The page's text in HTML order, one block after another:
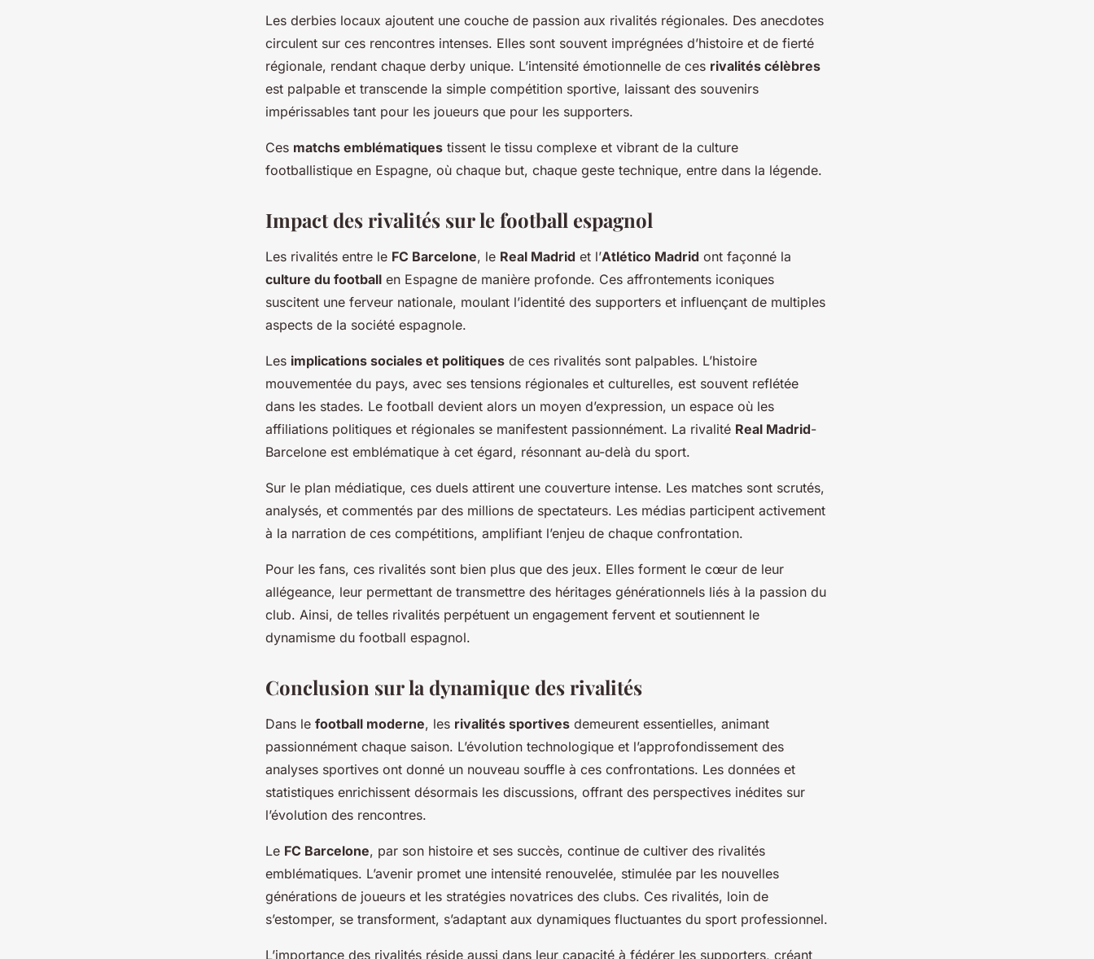
Les derbies locaux ajoutent une couche de passion aux rivalités régionales. Des anecdotes
circulent sur ces rencontres intenses. Elles sont souvent imprégnées d’histoire et de fierté
régionale, rendant chaque derby unique. L’intensité émotionnelle de ces rivalités célèbres
est palpable et transcende la simple compétition sportive, laissant des souvenirs
impérissables tant pour les joueurs que pour les supporters.
Ces matchs emblématiques tissent le tissu complexe et vibrant de la culture
footballistique en Espagne, où chaque but, chaque geste technique, entre dans la légende.
Impact des rivalités sur le football espagnol
Les rivalités entre le FC Barcelone, le Real Madrid et l’Atlético Madrid ont façonné la
culture du football en Espagne de manière profonde. Ces affrontements iconiques
suscitent une ferveur nationale, moulant l’identité des supporters et influençant de multiples
aspects de la société espagnole.
Les implications sociales et politiques de ces rivalités sont palpables. L’histoire
mouvementée du pays, avec ses tensions régionales et culturelles, est souvent reflétée
dans les stades. Le football devient alors un moyen d’expression, un espace où les
affiliations politiques et régionales se manifestent passionnément. La rivalité Real Madrid-
Barcelone est emblématique à cet égard, résonnant au-delà du sport.
Sur le plan médiatique, ces duels attirent une couverture intense. Les matches sont scrutés,
analysés, et commentés par des millions de spectateurs. Les médias participent activement
à la narration de ces compétitions, amplifiant l’enjeu de chaque confrontation.
Pour les fans, ces rivalités sont bien plus que des jeux. Elles forment le cœur de leur
allégeance, leur permettant de transmettre des héritages générationnels liés à la passion du
club. Ainsi, de telles rivalités perpétuent un engagement fervent et soutiennent le
dynamisme du football espagnol.
Conclusion sur la dynamique des rivalités
Dans le football moderne, les rivalités sportives demeurent essentielles, animant
passionnément chaque saison. L’évolution technologique et l’approfondissement des
analyses sportives ont donné un nouveau souffle à ces confrontations. Les données et
statistiques enrichissent désormais les discussions, offrant des perspectives inédites sur
l’évolution des rencontres.
Le FC Barcelone, par son histoire et ses succès, continue de cultiver des rivalités
emblématiques. L’avenir promet une intensité renouvelée, stimulée par les nouvelles
générations de joueurs et les stratégies novatrices des clubs. Ces rivalités, loin de
s’estomper, se transforment, s’adaptant aux dynamiques fluctuantes du sport professionnel.
L’importance des rivalités réside aussi dans leur capacité à fédérer les supporters, créant